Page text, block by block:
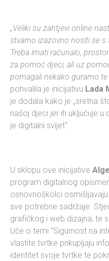
„Veliki su zahtjevi online
stvarno izazovno nositi se
Treba imati računalo,
za pomoć djeci, ali uz
pomagali nekako guramo
pohvalila je inicijativu Lada
je dodala kako je „sretna
našoj djeci jer ih uključuje
je digitalni svijet“.
U sklopu ove inicijative
program digitalnog
osnovnoškolci
sve potrebne sadržaje.
grafičkog i web dizajna, te
Uče o temi “Sigurnost na
vlastite tvrtke prikupljaju
identitet svoje tvrtke te